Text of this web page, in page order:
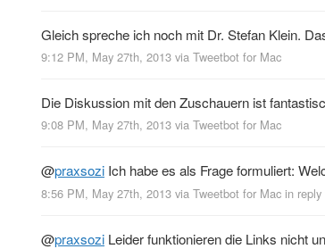
Gleich spreche ich noch mit Dr. Stefan Klein.
9:12 PM, May 27th, 2013 via Tweetbot for Mac
Die Diskussion mit den Zuschauern ist
9:08 PM, May 27th, 2013 via Tweetbot for Mac
@praxsozi Ich habe es als Frage formuliert:
8:56 PM, May 27th, 2013 via Tweetbot for Mac in reply
@praxsozi Leider funktionieren die Links nicht